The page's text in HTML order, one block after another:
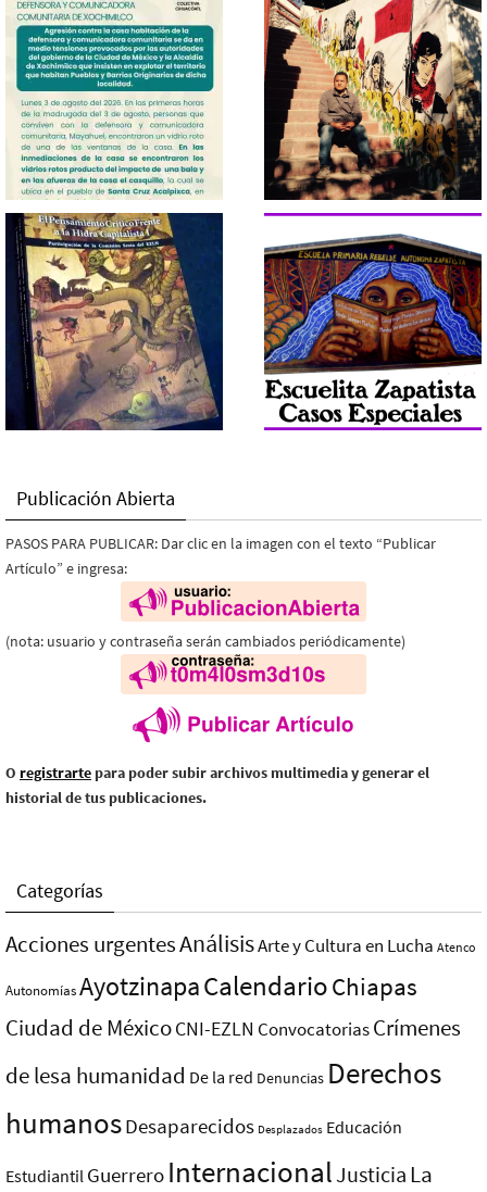
Publicación Abierta
PASOS PARA PUBLICAR: Dar clic en la imagen con el texto “Publicar
Artículo” e ingresa:
(nota: usuario y contraseña serán cambiados periódicamente)
O registrarte para poder subir archivos multimedia y generar el
historial de tus publicaciones.
Categorías
Acciones urgentesAnálisisArte y Cultura en Lucha Atenco
AutonomíasAyotzinapaCalendarioChiapas
Ciudad de MéxicoCNI-EZLN ConvocatoriasCrímenes
de lesa humanidad De la red Denuncias Derechos
humanosDesaparecidos Desplazados Educación
Estudiantil Guerrero InternacionalJusticia La